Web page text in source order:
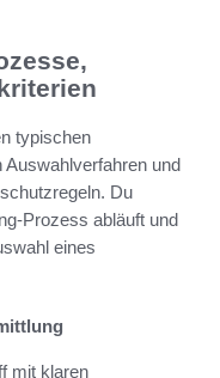
typischen
und
Du
Prozess abläuft und
eines
mit klaren